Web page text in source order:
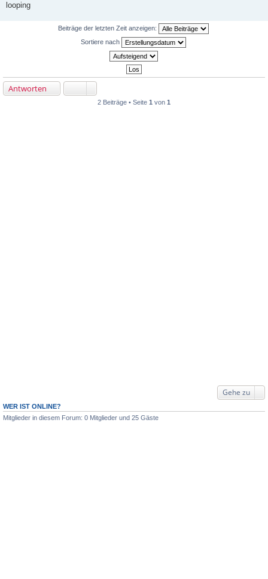
looping
Beiträge der letzten Zeit anzeigen:
Sortiere nach
Antworten
2 Beiträge • Seite 1 von 1
Gehe zu
WER IST ONLINE?
Mitglieder in diesem Forum: 0 Mitglieder und 25 Gäste